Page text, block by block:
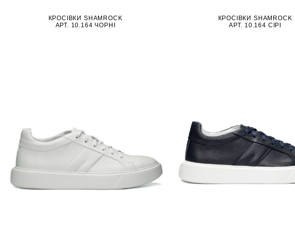
КРОСІВКИ SHAMROCK
АРТ. 10.164 ЧОРНІ
КРОСІВКИ SHAMROCK
АРТ. 10.164 СІРІ